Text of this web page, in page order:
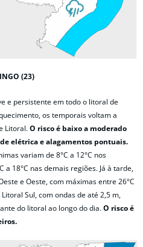
(23)
e persistente em todo o litoral de
os temporais voltam a
Litoral.O risco é baixo a moderado
elétrica e alagamentos pontuais.
variam de 8°C a 12°C nos
a 18°C nas demais regiões. Já à tarde,
e Oeste, com máximas entre 26°C
Sul, com ondas de até 2,5 m,
do litoral ao longo do dia.O risco é